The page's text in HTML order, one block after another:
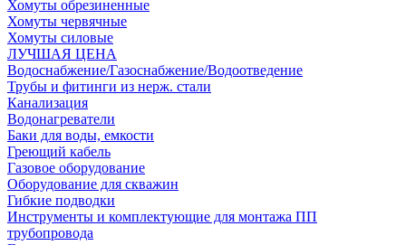
Хомуты обрезиненные
Хомуты червячные
Хомуты силовые
ЛУЧШАЯ ЦЕНА
Водоснабжение/Газоснабжение/Водоотведение
Трубы и фитинги из нерж. стали
Канализация
Водонагреватели
Баки для воды, емкости
Греющий кабель
Газовое оборудование
Оборудование для скважин
Гибкие подводки
Инструменты и комплектующие для монтажа ПП
трубопровода